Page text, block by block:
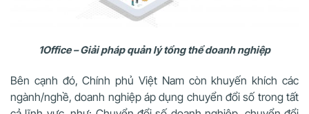
1Office – Giải pháp quản lý tổng thể doanh nghiệp
Bên cạnh đó, Chính phủ Việt Nam còn khuyến khích các
ngành/nghề, doanh nghiệp áp dụng chuyển đổi số trong tất